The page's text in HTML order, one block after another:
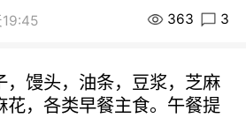
19:45 363 3
，馒头，油条，豆浆，芝麻
花，各类早餐主食。午餐提